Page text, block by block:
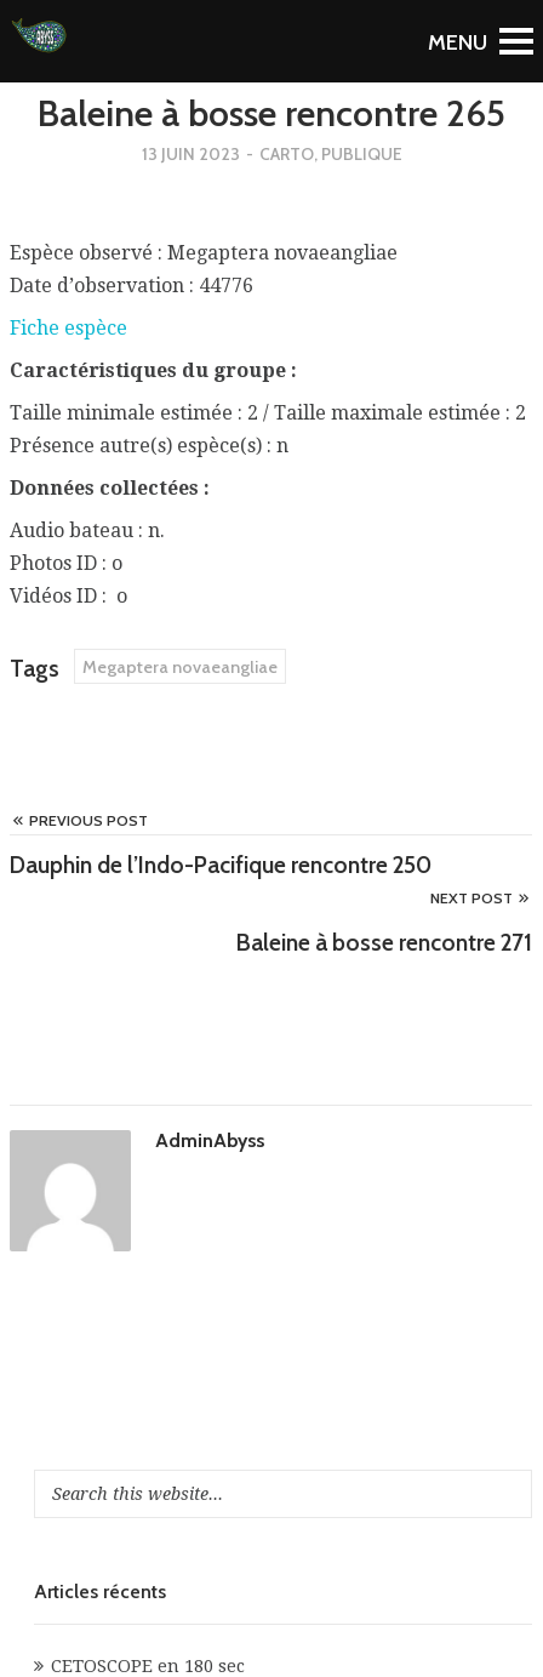
To Blog
Baleine à bosse rencontre 265
13 JUIN 2023 - CARTO, PUBLIQUE
Espèce observé : Megaptera novaeangliae
Date d’observation : 44776
Fiche espèce
Caractéristiques du groupe :
Taille minimale estimée : 2 / Taille maximale estimée : 2
Présence autre(s) espèce(s) : n
Données collectées :
Audio bateau : n.
Photos ID : o
Vidéos ID : o
Tags Megaptera novaeangliae
PREVIOUS POST
Dauphin de l’Indo-Pacifique rencontre 250
NEXT POST
Baleine à bosse rencontre 271
AdminAbyss
Articles récents
CETOSCOPE en 180 sec